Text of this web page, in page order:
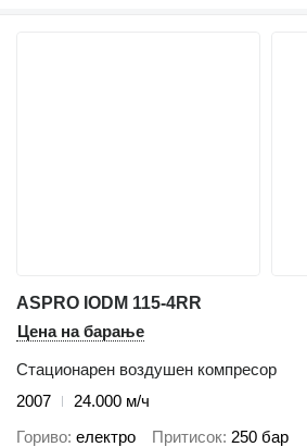
ASPRO IODM 115-4RR
Цена на барање
Стационарен воздушен компресор
2007
24.000 м/ч
Гориво електро Притисок 250 бар